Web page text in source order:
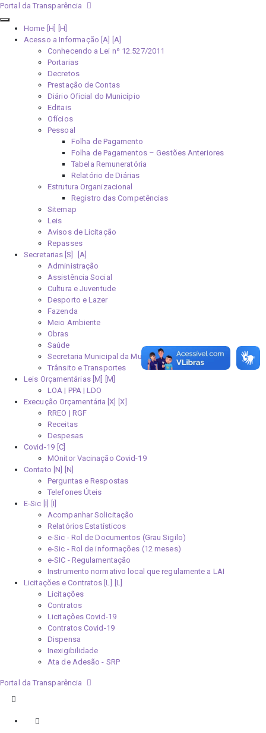
Portal da Transparência
Home [H]
Acesso a Informação [A]
Conhecendo a Lei nº 12.527/2011
Portarias
Decretos
Prestação de Contas
Diário Oficial do Município
Editais
Ofícios
Pessoal
Folha de Pagamento
Folha de Pagamentos – Gestões Anteriores
Tabela Remuneratória
Relatório de Diárias
Estrutura Organizacional
Registro das Competências
Sitemap
Leis
Avisos de Licitação
Repasses
Secretarias [S]
Administração
Assistência Social
Cultura e Juventude
Desporto e Lazer
Fazenda
Meio Ambiente
Obras
Saúde
Secretaria Municipal da Mulher
Trânsito e Transportes
Leis Orçamentárias [M]
LOA | PPA | LDO
Execução Orçamentária [X]
RREO | RGF
Receitas
Despesas
Covid-19
MOnitor Vacinação Covid-19
Contato [N]
Perguntas e Respostas
Telefones Úteis
E-Sic [I]
Acompanhar Solicitação
Relatórios Estatísticos
e-Sic - Rol de Documentos (Grau Sigilo)
e-Sic - Rol de informações (12 meses)
e-SIC - Regulamentação
Instrumento normativo local que regulamente a LAI
Licitações e Contratos [L]
Licitações
Contratos
Licitações Covid-19
Contratos Covid-19
Dispensa
Inexigibilidade
Ata de Adesão - SRP
Portal da Transparência